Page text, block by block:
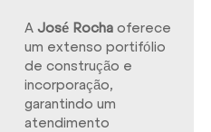
A José Rocha oferece
um extenso portifólio
de construção e
incorporação,
garantindo um
atendimento